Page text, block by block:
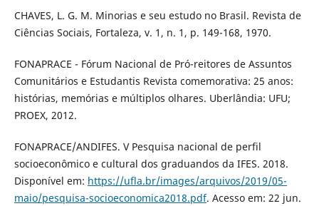
CHAVES, L. G. M. Minorias e seu estudo no Brasil. Revista de
Ciências Sociais, Fortaleza, v. 1, n. 1, p. 149-168, 1970.
FONAPRACE - Fórum Nacional de Pró-reitores de Assuntos
Comunitários e Estudantis Revista comemorativa: 25 anos:
histórias, memórias e múltiplos olhares. Uberlândia: UFU;
PROEX, 2012.
FONAPRACE/ANDIFES. V Pesquisa nacional de perfil
socioeconômico e cultural dos graduandos da IFES. 2018.
Disponível em: https://ufla.br/images/arquivos/2019/05-
maio/pesquisa-socioeconomica2018.pdf. Acesso em: 22 jun.